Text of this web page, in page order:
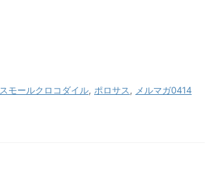
スモールクロコダイル, ポロサス, メルマガ0414